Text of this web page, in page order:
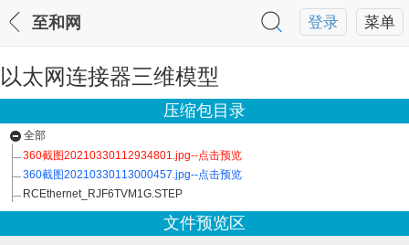
菜单
登录
至和网
以太网连接器三维模型
压缩包目录
全部
360截图20210330112934801.jpg--点击预览
360截图20210330113000457.jpg--点击预览
RCEthernet_RJF6TVM1G.STEP
文件预览区